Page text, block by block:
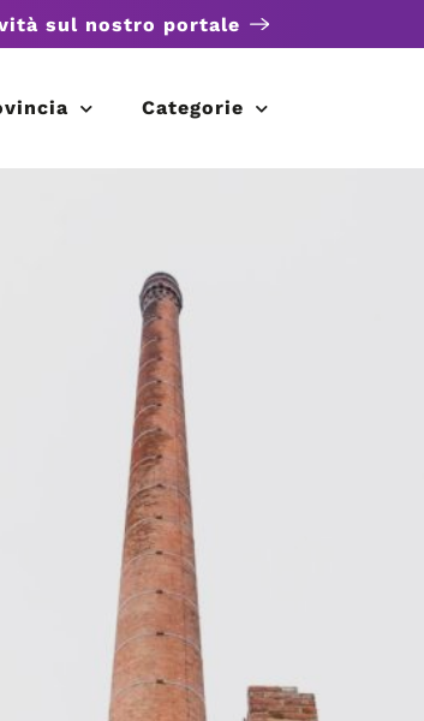
sul nostro portale
Categorie